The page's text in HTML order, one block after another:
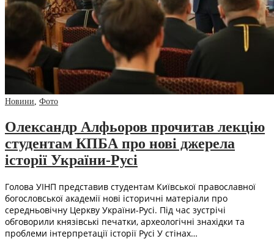
Новини, Фото
Олександр Алфьоров прочитав лекцію
студентам КПБА про нові джерела
історії України-Русі
Голова УІНП представив студентам Київської православної
богословської академії нові історичні матеріали про
середньовічну Церкву України-Русі. Під час зустрічі
обговорили князівські печатки, археологічні знахідки та
проблеми інтерпретації історії Русі У стінах…